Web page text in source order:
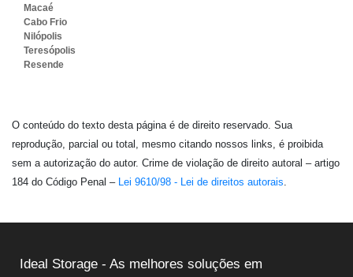
Macaé
Cabo Frio
Nilópolis
Teresópolis
Resende
O conteúdo do texto desta página é de direito reservado. Sua
reprodução, parcial ou total, mesmo citando nossos links, é proibida
sem a autorização do autor. Crime de violação de direito autoral – artigo
184 do Código Penal – Lei 9610/98 - Lei de direitos autorais
Ideal Storage - As melhores soluções em